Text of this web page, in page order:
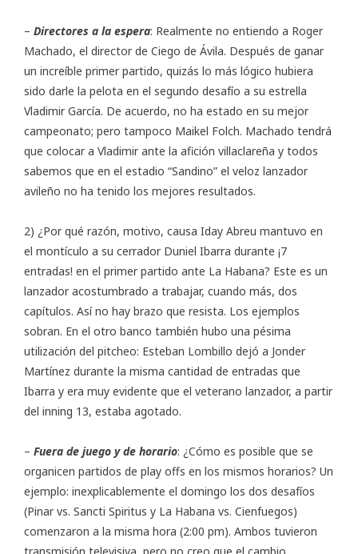
– Directores a la espera: Realmente no entiendo a Roger
Machado, el director de Ciego de Ávila. Después de ganar
un increíble primer partido, quizás lo más lógico hubiera
sido darle la pelota en el segundo desafío a su estrella
Vladimir García. De acuerdo, no ha estado en su mejor
campeonato; pero tampoco Maikel Folch. Machado tendrá
que colocar a Vladimir ante la afición villaclareña y todos
sabemos que en el estadio “Sandino” el veloz lanzador
avileño no ha tenido los mejores resultados.
2) ¿Por qué razón, motivo, causa Iday Abreu mantuvo en
el montículo a su cerrador Duniel Ibarra durante ¡7
entradas! en el primer partido ante La Habana? Este es un
lanzador acostumbrado a trabajar, cuando más, dos
capítulos. Así no hay brazo que resista. Los ejemplos
sobran. En el otro banco también hubo una pésima
utilización del pitcheo: Esteban Lombillo dejó a Jonder
Martínez durante la misma cantidad de entradas que
Ibarra y era muy evidente que el veterano lanzador, a partir
del inning 13, estaba agotado.
– Fuera de juego y de horario: ¿Cómo es posible que se
organicen partidos de play offs en los mismos horarios? Un
ejemplo: inexplicablemente el domingo los dos desafíos
(Pinar vs. Sancti Spiritus y La Habana vs. Cienfuegos)
comenzaron a la misma hora (2:00 pm). Ambos tuvieron